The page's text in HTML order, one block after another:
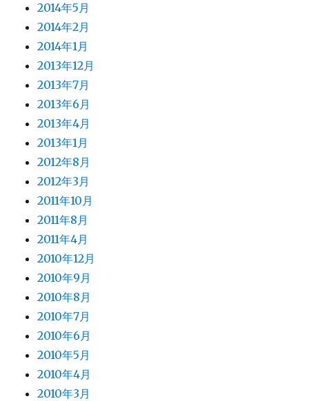
2014年5月
2014年2月
2014年1月
2013年12月
2013年7月
2013年6月
2013年4月
2013年1月
2012年8月
2012年3月
2011年10月
2011年8月
2011年4月
2010年12月
2010年9月
2010年8月
2010年7月
2010年6月
2010年5月
2010年4月
2010年3月